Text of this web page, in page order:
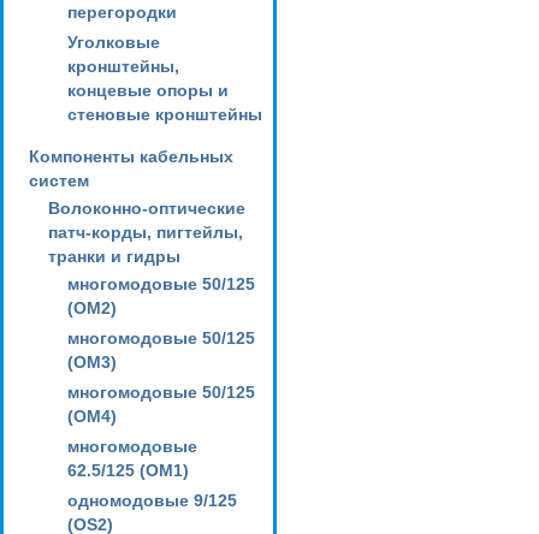
перегородки
Уголковые
кронштейны,
концевые опоры и
стеновые кронштейны
Компоненты кабельных
систем
Волоконно-оптические
патч-корды, пигтейлы,
транки и гидры
многомодовые 50/125
(OM2)
многомодовые 50/125
(OM3)
многомодовые 50/125
(OM4)
многомодовые
62.5/125 (OM1)
одномодовые 9/125
(OS2)